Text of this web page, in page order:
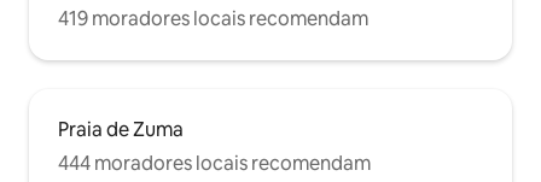
419 moradores locais recomendam
Praia de Zuma
444 moradores locais recomendam